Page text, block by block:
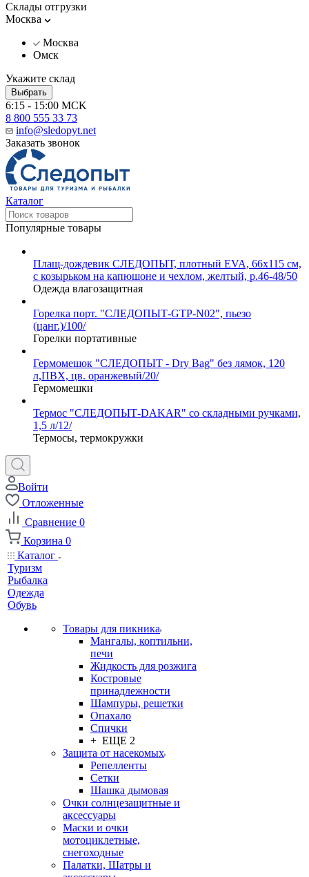
Склады отгрузки
Москва
Москва
Омск
Укажите склад
Выбрать
6:15 - 15:00 MCK
8 800 555 33 73
info@sledopyt.net
Заказать звонок
Каталог
Популярные товары
Плащ-дождевик СЛЕДОПЫТ, плотный EVA, 66х115 см,
с козырьком на капюшоне и чехлом, желтый, р.46-48/50
Одежда влагозащитная
Горелка порт. "СЛЕДОПЫТ-GTP-N02", пьезо
(цанг.)/100/
Горелки портативные
Гермомешок "СЛЕДОПЫТ - Dry Bag" без лямок, 120
л,ПВХ, цв. оранжевый/20/
Гермомешки
Термос "СЛЕДОПЫТ-DAKAR" со складными ручками,
1,5 л/12/
Термосы, термокружки
Войти
Отложенные
Сравнение 0
Корзина 0
Каталог
Туризм
Рыбалка
Одежда
Обувь
Товары для пикника
Мангалы, коптильни,
печи
Жидкость для розжига
Костровые
принадлежности
Шампуры, решетки
Опахало
Спички
+ ЕЩЕ 2
Защита от насекомых
Репелленты
Сетки
Шашка дымовая
Очки солнцезащитные и
аксессуары
Маски и очки
мотоциклетные,
снегоходные
Палатки, Шатры и